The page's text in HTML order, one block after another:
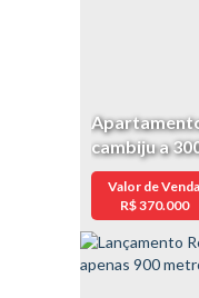
cambiju a
R$370.000
Valor de Venda